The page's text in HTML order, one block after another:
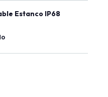
Estanco IP68